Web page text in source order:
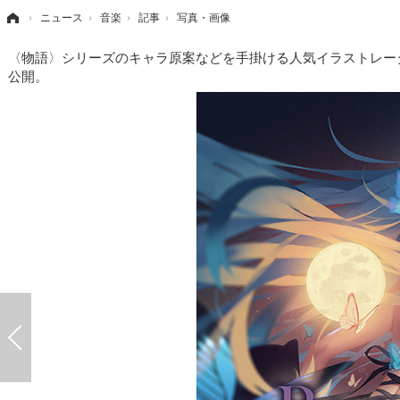
› ニュース › 音楽 › 記事 › 写真・画像
〈物語〉シリーズのキャラ原案などを手掛ける人気イラストレ
公開。